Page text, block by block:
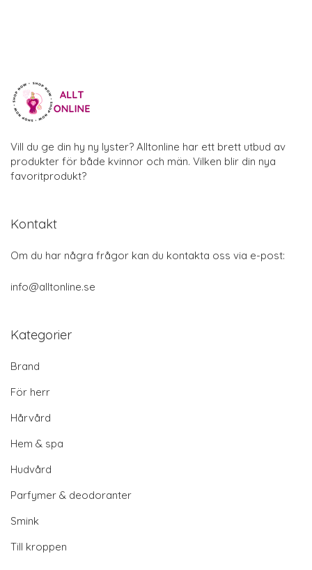
Vill du ge din hy ny lyster? Alltonline har ett brett utbud av
produkter för både kvinnor och män. Vilken blir din nya
favoritprodukt?
Kontakt
Om du har några frågor kan du kontakta oss via e-post:
info@alltonline.se
Kategorier
Brand
För herr
Hårvård
Hem & spa
Hudvård
Parfymer & deodoranter
Smink
Till kroppen